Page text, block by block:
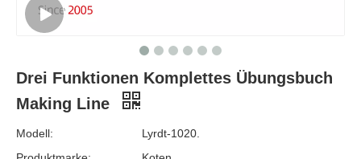
Drei Funktionen Komplettes Übungsbuch
Making Line
Modell:
Lyrdt-1020.